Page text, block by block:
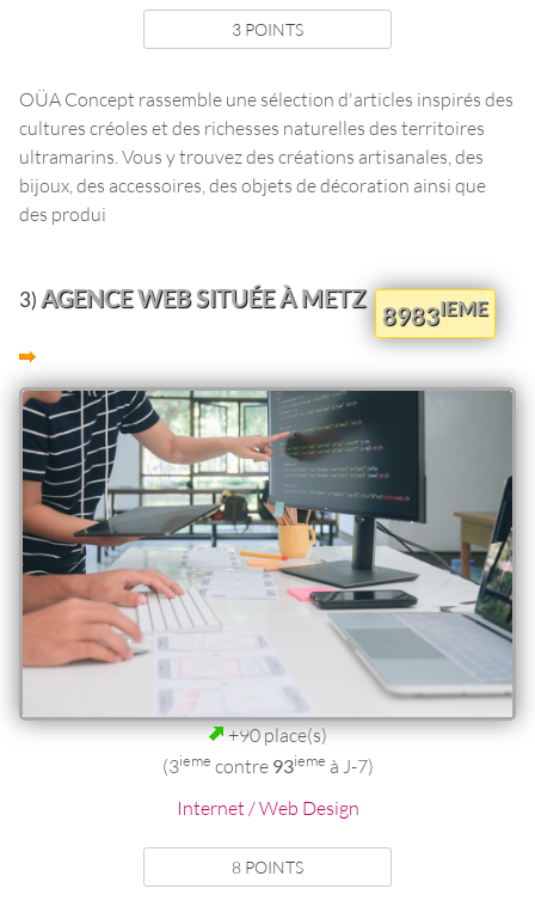
3 POINTS
OÜA Concept rassemble une sélection d'articles inspirés des
cultures créoles et des richesses naturelles des territoires
ultramarins. Vous y trouvez des créations artisanales, des
bijoux, des accessoires, des objets de décoration ainsi que
des produi
3)AGENCE WEB SITUÉE À METZ
8983IEME
+90 place(s)
(3ieme contre 93ieme à J-7)
Internet / Web Design
8 POINTS